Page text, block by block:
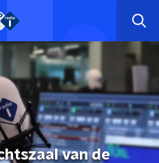
van de